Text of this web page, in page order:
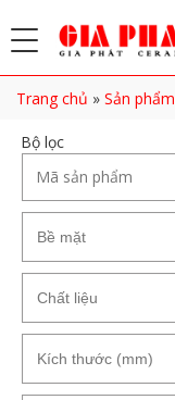
Trang chủ » Sản phẩm
Bộ lọc